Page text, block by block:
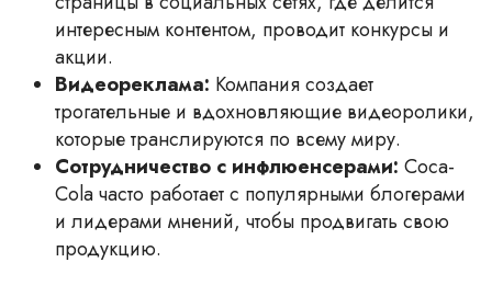
интересным контентом, проводит конкурсы и
акции.
Видеореклама: Компания создает
трогательные и вдохновляющие видеоролики,
которые транслируются по всему миру.
Сотрудничество с инфлюенсерами: Coca-
Cola часто работает с популярными блогерами
и лидерами мнений, чтобы продвигать свою
продукцию.